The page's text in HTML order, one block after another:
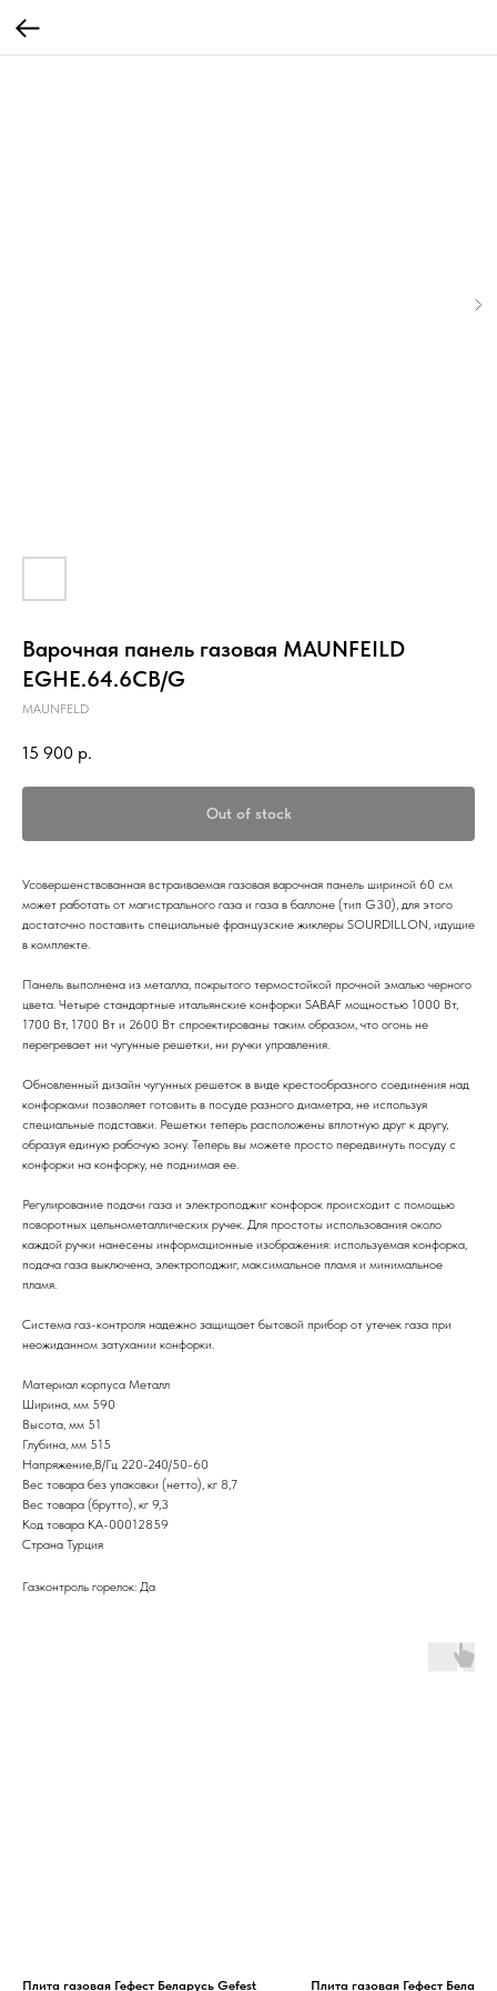
Варочная панель газовая MAUNFEILD
EGHE.64.6CB/G
MAUNFELD
15 900 р.
Out of stock
Усовершенствованная встраиваемая газовая варочная панель шириной 60 см
может работать от магистрального газа и газа в баллоне (тип G30), для этого
достаточно поставить специальные французские жиклеры SOURDILLON, идущие
в комплекте.
Панель выполнена из металла, покрытого термостойкой прочной эмалью черного
цвета. Четыре стандартные итальянские конфорки SABAF мощностью 1000 Вт,
1700 Вт, 1700 Вт и 2600 Вт спроектированы таким образом, что огонь не
перегревает ни чугунные решетки, ни ручки управления.
Обновленный дизайн чугунных решеток в виде крестообразного соединения над
конфорками позволяет готовить в посуде разного диаметра, не используя
специальные подставки. Решетки теперь расположены вплотную друг к другу,
образуя единую рабочую зону. Теперь вы можете просто передвинуть посуду с
конфорки на конфорку, не поднимая ее.
Регулирование подачи газа и электроподжиг конфорок происходит с помощью
поворотных цельнометаллических ручек. Для простоты использования около
каждой ручки нанесены информационные изображения: используемая конфорка,
подача газа выключена, электроподжиг, максимальное пламя и минимальное
пламя.
Система газ-контроля надежно защищает бытовой прибор от утечек газа при
неожиданном затухании конфорки.
Материал корпуса Металл
Ширина, мм 590
Высота, мм 51
Глубина, мм 515
Напряжение,В/Гц 220-240/50-60
Вес товара без упаковки (нетто), кг 8,7
Вес товара (брутто), кг 9,3
Код товара КА-00012859
Страна Турция
Газконтроль горелок: Да
Плита газовая Гефест Беларусь Gefest Плита газовая Гефест